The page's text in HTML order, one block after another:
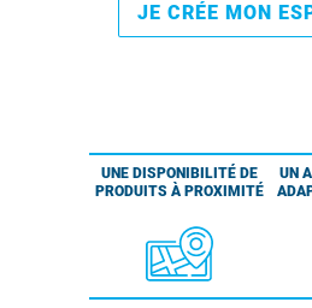
JE CRÉE MON
UNE DISPONIBILITÉ DE
PRODUITS À PROXIMITÉ
UN